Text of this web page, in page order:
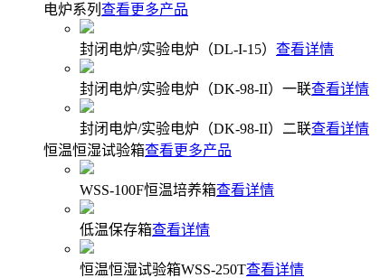
电炉系列 查看更多产品
封闭电炉/实验电炉（DL-I-15） 查看详情
封闭电炉/实验电炉（DK-98-II）一联查看详情
封闭电炉/实验电炉（DK-98-II）二联查看详情
恒温恒湿试验箱查看更多产品
WSS-100F恒温培养箱查看详情
低温保存箱查看详情
恒温恒湿试验箱WSS-250T查看详情